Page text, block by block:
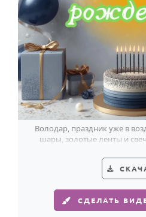
Володар, праздник уже в
шары, золотые ленты и
СДЕЛАТЬ